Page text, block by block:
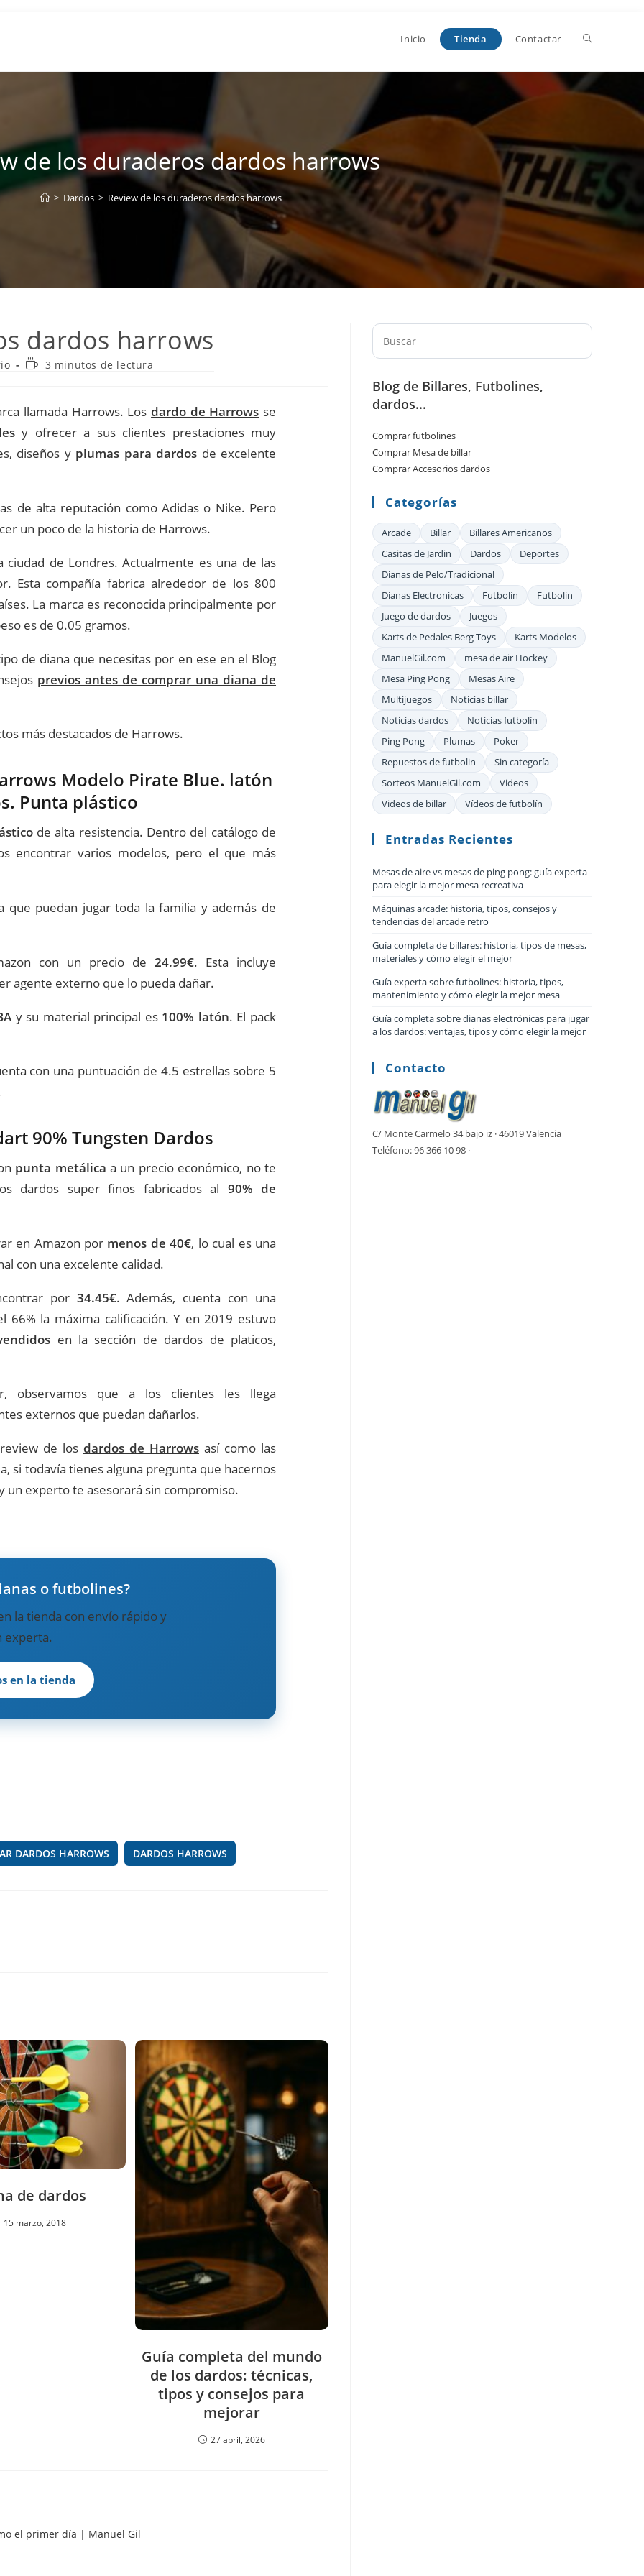
Inicio Tienda Contactar Alternar
búsqueda
de
la
de los duraderos dardos harrows
> Dardos > Review de los duraderos dardos harrows
dardos harrows
Tiempo3 minutos de lectura
llamada Harrows. Losdardo de Harrows se
y ofrecer a sus clientes prestaciones muy
diseños yplumas para dardos de excelente
de alta reputación como Adidas o Nike. Pero
un poco de la historia de Harrows.
de Londres. Actualmente es una de las
Esta compañía fabrica alrededor de los 800
La marca es reconocida principalmente por
es de 0.05 gramos.
de diana que necesitas por en ese en el Blog
previos antes de comprar una diana de
más destacados de Harrows.
Modelo Pirate Blue. latón
Punta plástico
de alta resistencia. Dentro del catálogo de
encontrar varios modelos, pero el que más
que puedan jugar toda la familia y además de
con un precio de 24.99€. Esta incluye
agente externo que lo pueda dañar.
y su material principal es 100% latón. El pack
con una puntuación de 4.5 estrellas sobre 5
90% Tungsten Dardos
punta metálica a un precio económico, no te
dardos super finos fabricados al 90% de
en Amazon por menos de 40€, lo cual es una
con una excelente calidad.
por 34.45€. Además, cuenta con una
la máxima calificación. Y en 2019 estuvo
en la sección de dardos de platicos,
observamos que a los clientes les llega
externos que puedan dañarlos.
de los dardos de Harrows así como las
si todavía tienes alguna pregunta que hacernos
un experto te asesorará sin compromiso.
o futbolines?
la tienda con envío rápido y
experta.
en la tienda
DARDOS HARROWS DARDOS HARROWS
de dardos
15 marzo, 2018
Guía completa del mundo
de los dardos: técnicas,
tipos y consejos para
mejorar
27 abril, 2026
el primer día | Manuel Gil
Pulsa
Blog de Billares, Futbolines,
dardos...
Comprar futbolines
Comprar Mesa de billar
Comprar Accesorios dardos
Categorías
Arcade Billar
Billares Americanos
Casitas de Jardin
Dardos
Deportes
Dianas de Pelo/Tradicional
Dianas Electronicas
Futbolín
Futbolin
Juego de dardos
Juegos
Karts de Pedales Berg Toys
Karts Modelos
ManuelGil.com
mesa de air Hockey
Mesa Ping Pong
Mesas Aire
Multijuegos
Noticias billar
Noticias dardos
Noticias futbolín
Ping Pong
Plumas
Poker
Repuestos de futbolin
Sin categoría
Sorteos ManuelGil.com
Videos
Videos de billar
Vídeos de futbolín
Entradas Recientes
Mesas de aire vs mesas de ping pong: guía experta
para elegir la mejor mesa recreativa
Máquinas arcade: historia, tipos, consejos y
tendencias del arcade retro
Guía completa de billares: historia, tipos de mesas,
materiales y cómo elegir el mejor
Guía experta sobre futbolines: historia, tipos,
mantenimiento y cómo elegir la mejor mesa
Guía completa sobre dianas electrónicas para jugar
a los dardos: ventajas, tipos y cómo elegir la mejor
Contacto
C/ Monte Carmelo 34 bajo iz · 46019 Valencia
Teléfono: 96 366 10 98 ·